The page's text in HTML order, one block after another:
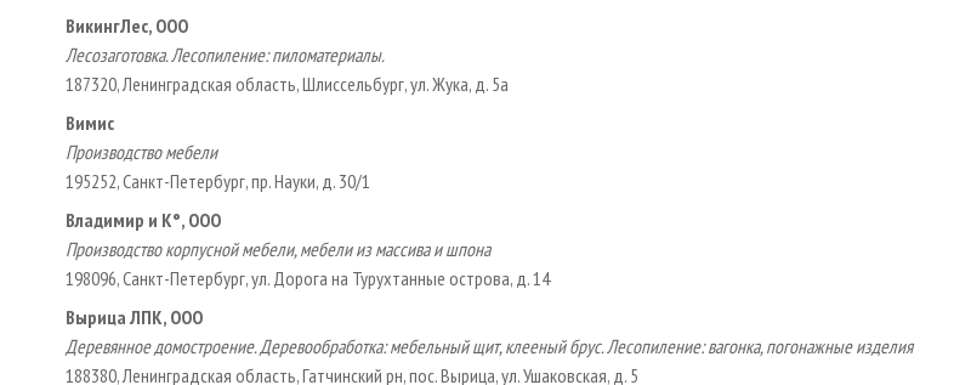
Викинг­Лес, ООО
Лесозаготовка. Лесопиление: пиломатериалы.
187320, Ленинградская область, Шлиссельбург, ул. Жука, д. 5а
Вимис
Производство мебели
195252, Санкт-Петербург, пр. Науки, д. 30/1
Владимир и К°, ООО
Производство корпусной мебели, мебели из массива и шпона
198096, Санкт-Петербург, ул. Дорога на Турухтанные острова, д. 14
Вырица ЛПК, ООО
Деревянное домостроение. Деревообработка: мебельный щит, клееный брус. Лесопиление: вагонка, погонажные изделия
188380, Ленинградская область, Гатчинский р­н, пос. Вырица, ул. Ушаковская, д. 5